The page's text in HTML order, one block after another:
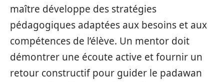
maître développe des stratégies
pédagogiques adaptées aux besoins et aux
compétences de l’élève. Un mentor doit
démontrer une écoute active et fournir un
retour constructif pour guider le padawan